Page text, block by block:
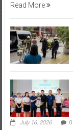
Read More
July 16, 2026 0